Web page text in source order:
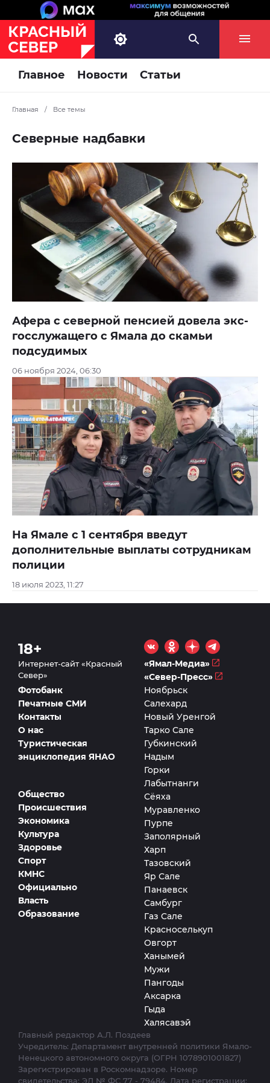
Главное Новости Статьи
Главная / Все темы
Северные надбавки
Афера с северной пенсией довела экс-
госслужащего с Ямала до скамьи
подсудимых
06 ноября 2024, 06:30
На Ямале с 1 сентября введут
дополнительные выплаты сотрудникам
полиции
18 июля 2023, 11:27
18+
Интернет-сайт «Красный
Север»
«Ямал-Медиа»
«Север-Пресс»
Общество
Происшествия
Экономика
Культура
Здоровье
Спорт
КМНС
Официально
Власть
Образование
Фотобанк
Печатные СМИ
Контакты
О нас
Туристическая
энциклопедия ЯНАО
Ноябрьск
Салехард
Новый Уренгой
Тарко Сале
Губкинский
Надым
Горки
Лабытнанги
Сёяха
Муравленко
Пурпе
Заполярный
Харп
Тазовский
Яр Сале
Панаевск
Самбург
Газ Сале
Красноселькуп
Овгорт
Ханымей
Мужи
Пангоды
Аксарка
Гыда
Халясавэй
Главный редактор А.Л. Поздеев
Учредитель: Департамент внутренней политики Ямало-
Ненецкого автономного округа (ОГРН 1078901001827)
Зарегистрирован в Роскомнадзоре. Номер
свидетельства: ЭЛ № ФС 77 - 79484. Дата регистрации: